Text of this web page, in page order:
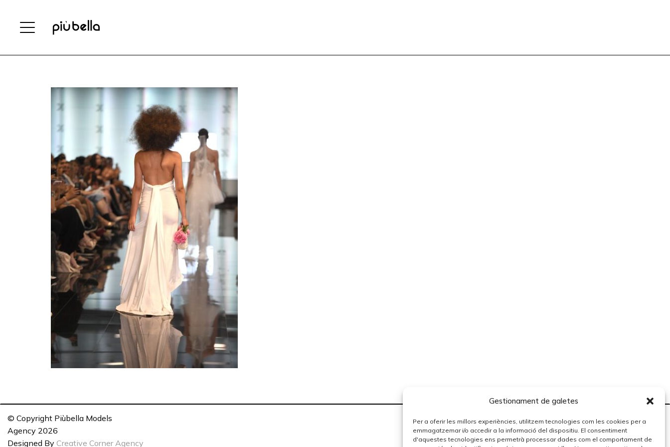
Gestionament de galetes
Per a oferir les millors experiències, utilitzem tecnologies com les cookies per a
emmagatzemar i/o accedir a la informació del dispositiu. El consentiment
d'aquestes tecnologies ens permetrà processar dades com el comportament de
© Copyright Piùbella Models
Agency 2026
Designed By Creative Corner Agency